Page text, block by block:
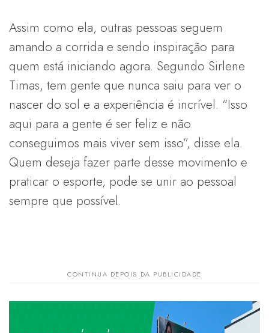
Assim como ela, outras pessoas seguem
amando a corrida e sendo inspiração para
quem está iniciando agora. Segundo Sirlene
Timas, tem gente que nunca saiu para ver o
nascer do sol e a experiência é incrível. “Isso
aqui para a gente é ser feliz e não
conseguimos mais viver sem isso”, disse ela.
Quem deseja fazer parte desse movimento e
praticar o esporte, pode se unir ao pessoal
sempre que possível.